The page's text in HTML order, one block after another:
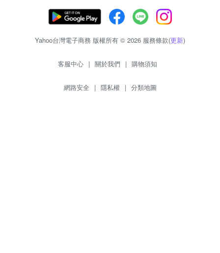
Yahoo台灣電子商務 版權所有 © 2026 服務條款(更新)
客服中心 | 關於我們 | 購物須知
網路安全 | 隱私權 | 分類地圖